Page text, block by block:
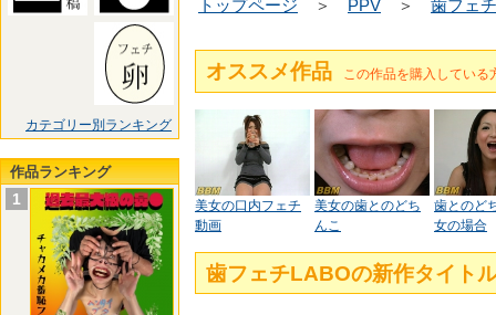
カテゴリー別ランキング
作品ランキング
1
トップページ ＞ PPV ＞ 歯フェ
オススメ作品 この作品を購入している
美女の口内フェチ
動画
美女の歯とのどち
んこ
歯とのど
女の場合
歯フェチLABOの新作タイ